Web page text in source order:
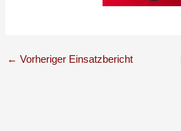
← Vorheriger Einsatzbericht